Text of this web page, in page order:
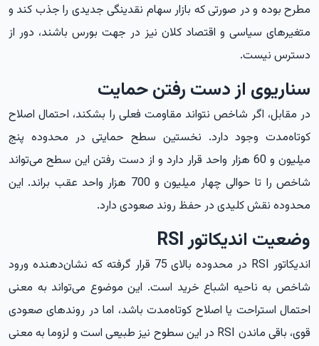
مطرح بوده و در صورتی که بازار سهام نقدینگی جدیدی را جذب کند و
متغیرهای سیاسی و اقتصاد کلان نیز در جهت بورس باشند، دور از
دسترس نیست.
سناریوی از دست رفتن حمایت
در مقابل، اگر شاخص نتواند مقاومت فعلی را بشکند، احتمال اصلاح
کوتاه‌مدت وجود دارد. نخستین سطح حمایتی در محدوده پنج
میلیون و 60 هزار واحد قرار دارد و از دست رفتن این سطح می‌تواند
شاخص را تا حوالی چهار میلیون و 700 هزار واحد عقب براند. این
محدوده نقش کلیدی در حفظ روند صعودی دارد.
وضعیت اندیکاتور RSI
اندیکاتور RSI در محدوده بالای 75 قرار گرفته که نشان‌دهنده ورود
شاخص به ناحیه اشباع خرید است. این موضوع می‌تواند به معنی
احتمال استراحت یا اصلاح کوتاه‌مدت باشد، اما در روندهای صعودی
قوی، باقی ماندن RSI در این سطوح نیز طبیعی است و لزوما به معنی